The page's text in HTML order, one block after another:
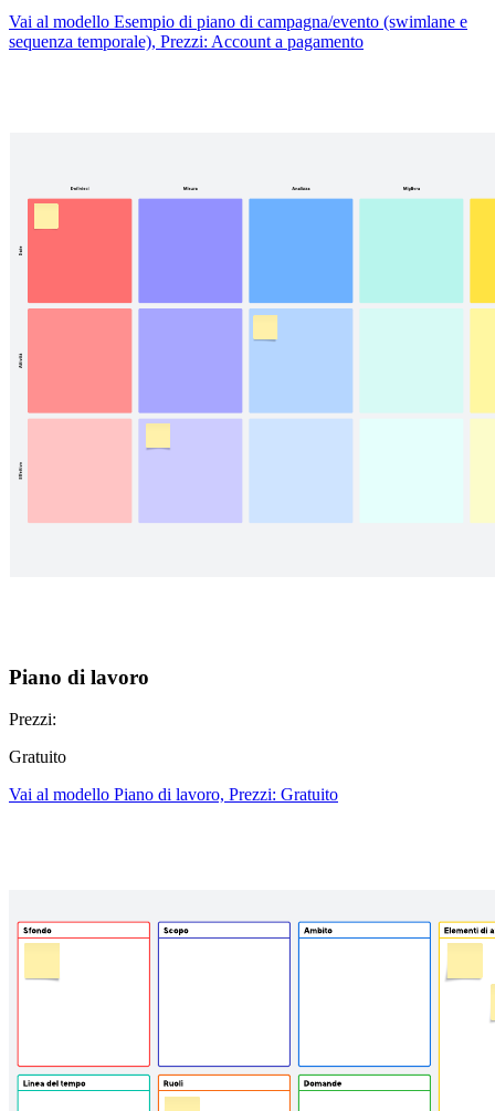
Vai al modello Esempio di piano di campagna/evento (swimlane e
sequenza temporale), Prezzi: Account a pagamento
Piano di lavoro
Prezzi:
Gratuito
Vai al modello Piano di lavoro, Prezzi: Gratuito